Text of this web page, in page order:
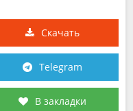
Скачать
Telegram
В закладки